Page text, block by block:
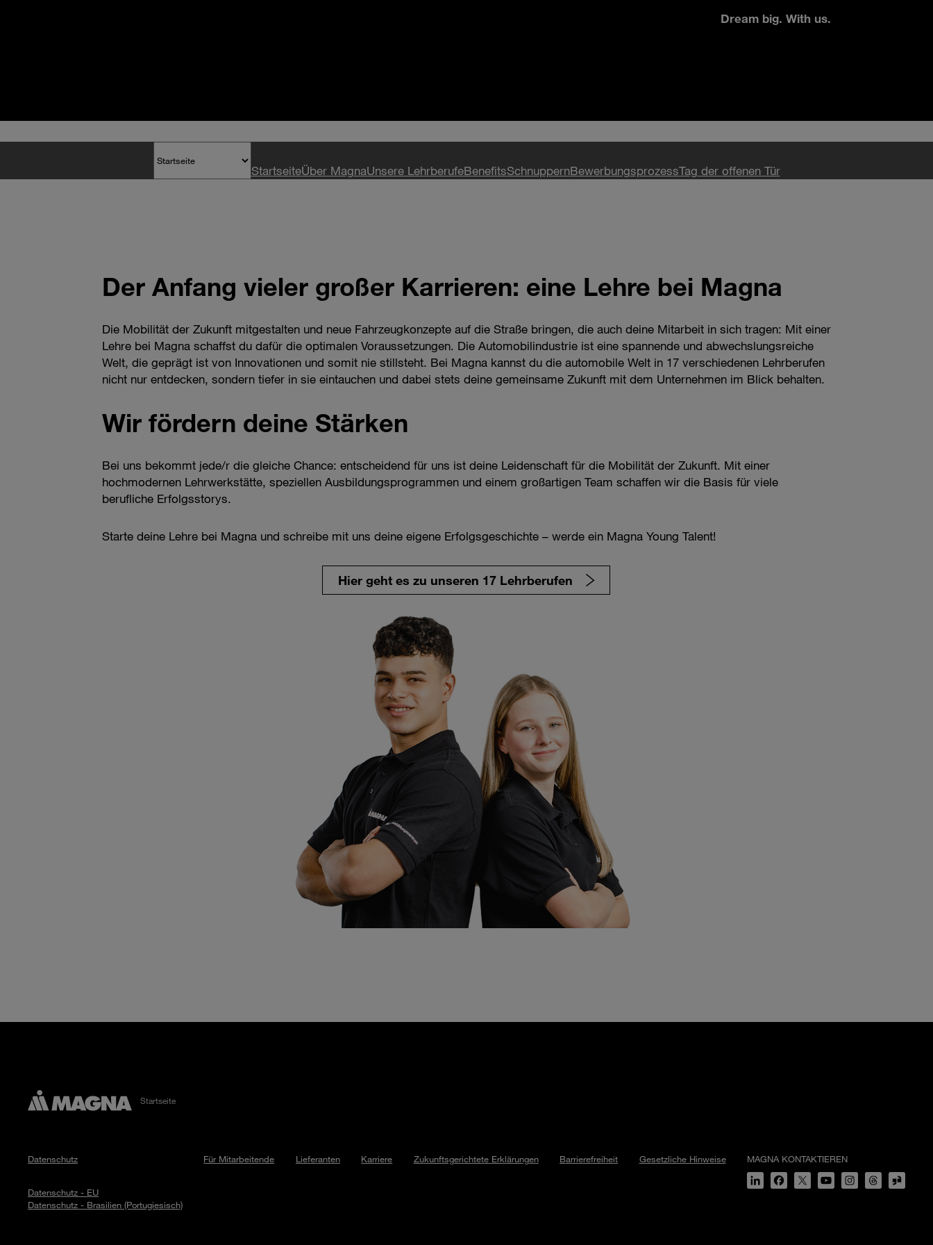
Dream big. With us.
StartseiteÜber MagnaUnsere LehrberufeBenefitsSchnuppernBewerbungsprozessTag der offenen Tür
Der Anfang vieler großer Karrieren: eine Lehre bei Magna
Die Mobilität der Zukunft mitgestalten und neue Fahrzeugkonzepte auf die Straße bringen, die auch deine Mitarbeit in sich tragen: Mit einer
Lehre bei Magna schaffst du dafür die optimalen Voraussetzungen. Die Automobilindustrie ist eine spannende und abwechslungsreiche
Welt, die geprägt ist von Innovationen und somit nie stillsteht. Bei Magna kannst du die automobile Welt in 17 verschiedenen Lehrberufen
nicht nur entdecken, sondern tiefer in sie eintauchen und dabei stets deine gemeinsame Zukunft mit dem Unternehmen im Blick behalten.
Wir fördern deine Stärken
Bei uns bekommt jede/r die gleiche Chance: entscheidend für uns ist deine Leidenschaft für die Mobilität der Zukunft. Mit einer
hochmodernen Lehrwerkstätte, speziellen Ausbildungsprogrammen und einem großartigen Team schaffen wir die Basis für viele
berufliche Erfolgsstorys.
Starte deine Lehre bei Magna und schreibe mit uns deine eigene Erfolgsgeschichte – werde ein Magna Young Talent!
Hier geht es zu unseren 17 Lehrberufen
Startseite
Datenschutz
Datenschutz - EU
Datenschutz - Brasilien (Portugiesisch)
Für Mitarbeitende Lieferanten Karriere Zukunftsgerichtete Erklärungen Barrierefreiheit Gesetzliche Hinweise MAGNA KONTAKTIEREN